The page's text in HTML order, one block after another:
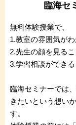
臨海セ
無料体験授業で、
1.教室の雰囲気がわ
2.先生の顔を見るこ
3.学習相談ができる
臨海セミナーでは
きたいという想い
す。